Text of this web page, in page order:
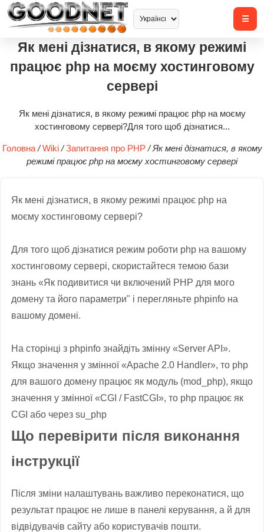
Як мені дізнатися, в якому режимі
працює php на моєму хостинговому
сервері
Як мені дізнатися, в якому режимі працює php на моєму
хостинговому сервері?Для того щоб дізнатися...
Головна / Wiki / Запитання про PHP / Як мені дізнатися, в якому
режимі працює php на моєму хостинговому сервері
Як мені дізнатися, в якому режимі працює php на
моєму хостинговому сервері?
Для того щоб дізнатися режим роботи php на вашому
хостинговому сервері, скористайтеся темою бази
знань «Як подивитися чи включений PHP для мого
домену та його параметри" і перегляньте phpinfo на
вашому домені.
На сторінці з phpinfo знайдіть змінну «Server API ».
Якщо значення у змінної «Apache 2.0 Handler», то php
для вашого домену працює як модуль (mod_php), якщо
значення у змінної «CGI / FastCGI », то php працює як
CGI або через su_php
Що перевірити після виконання
інструкції
Після зміни налаштувань важливо переконатися, що
результат працює не лише в панелі керування, а й для
відвідувачів сайту або користувачів пошти.